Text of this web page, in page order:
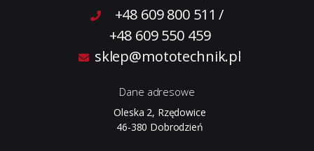
+48 609 800 511 /
+48 609 550 459
sklep@mototechnik.pl
Dane adresowe
Oleska 2, Rzędowice
46-380 Dobrodzień